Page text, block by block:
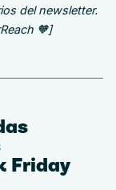
del newsletter.
🧡]
Friday